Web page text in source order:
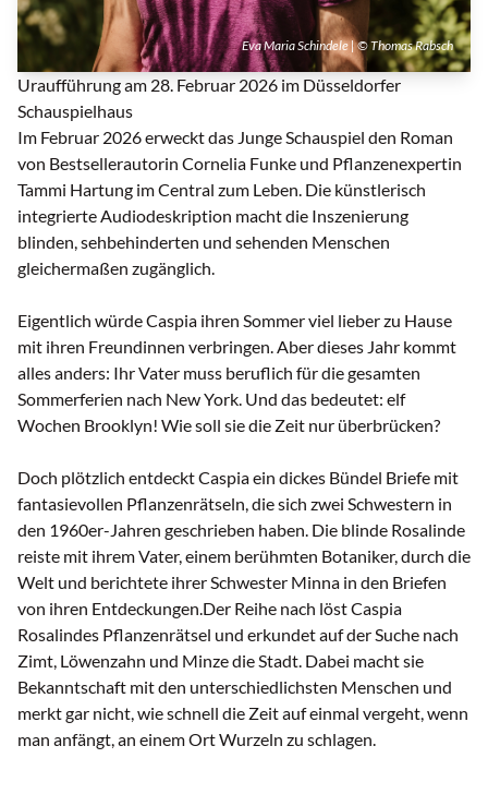
Uraufführung am 28. Februar 2026 im Düsseldorfer
Schauspielhaus
Im Februar 2026 erweckt das Junge Schauspiel den Roman
von Bestsellerautorin Cornelia Funke und Pflanzenexpertin
Tammi Hartung im Central zum Leben. Die künstlerisch
integrierte Audiodeskription macht die Inszenierung
blinden, sehbehinderten und sehenden Menschen
gleichermaßen zugänglich.
Eigentlich würde Caspia ihren Sommer viel lieber zu Hause
mit ihren Freundinnen verbringen. Aber dieses Jahr kommt
alles anders: Ihr Vater muss beruflich für die gesamten
Sommerferien nach New York. Und das bedeutet: elf
Wochen Brooklyn! Wie soll sie die Zeit nur überbrücken?
Doch plötzlich entdeckt Caspia ein dickes Bündel Briefe mit
fantasievollen Pflanzenrätseln, die sich zwei Schwestern in
den 1960er-Jahren geschrieben haben. Die blinde Rosalinde
reiste mit ihrem Vater, einem berühmten Botaniker, durch die
Welt und berichtete ihrer Schwester Minna in den Briefen
von ihren Entdeckungen.Der Reihe nach löst Caspia
Rosalindes Pflanzenrätsel und erkundet auf der Suche nach
Zimt, Löwenzahn und Minze die Stadt. Dabei macht sie
Bekanntschaft mit den unterschiedlichsten Menschen und
merkt gar nicht, wie schnell die Zeit auf einmal vergeht, wenn
man anfängt, an einem Ort Wurzeln zu schlagen.
Eva Maria Schindele | © Thomas Rabsch